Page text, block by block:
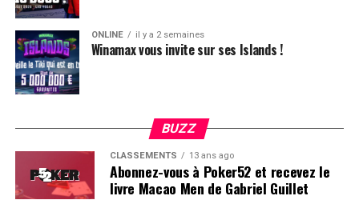
ONLINE il y a 2 semaines
Winamax vous invite sur ses Islands !
BUZZ
CLASSEMENTS 13 ans ago
Abonnez-vous à Poker52 et recevez le
livre Macao Men de Gabriel Guillet